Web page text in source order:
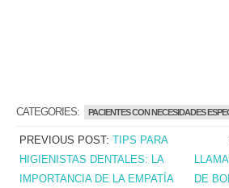
CATEGORIES: PACIENTES CON NECESIDADES
PREVIOUS POST: TIPS PARA
HIGIENISTAS DENTALES: LA
IMPORTANCIA DE LA EMPATÍA
DE